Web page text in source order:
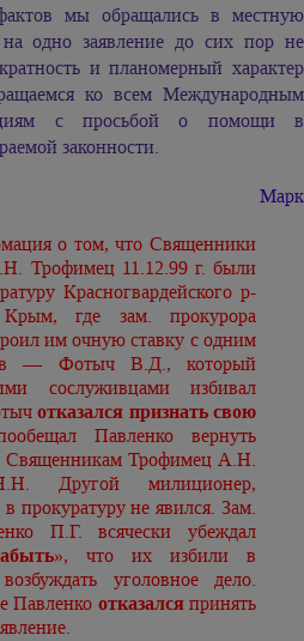
мы обращались в местную
одно заявление до сих пор не
и планомерный характер
ко всем Международным
с просьбой о помощи в
законности.
Марк
о том, что Священники
Трофимец 11.12.99 г. были
Красногвардейского р-
где зам. прокурора
им очную ставку с одним
— Фотыч В.Д., который
сослуживцами избивал
отказался признать свою
Павленко вернуть
Священникам Трофимец А.Н.
Другой милиционер,
прокуратуру не явился. Зам.
П.Г. всячески убеждал
», что их избили в
уголовное дело.
Павленко отказалсяпринять